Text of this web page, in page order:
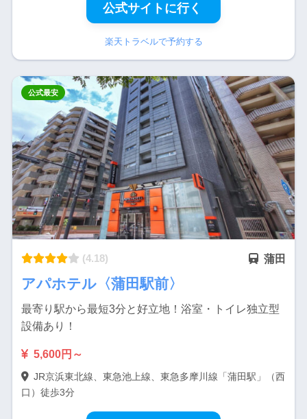
公式サイトに行く
楽天トラベルで予約する
(4.18) 蒲田
アパホテル〈蒲田駅前〉
最寄り駅から最短3分と好立地！浴室・トイレ独立型
設備あり！
5,600円～
JR京浜東北線、東急池上線、東急多摩川線「蒲田駅」（西
口）徒歩3分
公式最安